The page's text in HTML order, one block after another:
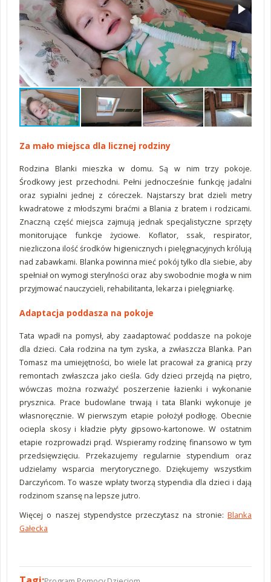
Za mało miejsca dla licznej rodziny
Rodzina Blanki mieszka w domu. Są w nim trzy pokoje.
Środkowy jest przechodni. Pełni jednocześnie funkcję jadalni
oraz sypialni jednej z córeczek. Najstarszy brat dzieli metry
kwadratowe z młodszymi braćmi a Blania z bratem i rodzicami.
Znaczną część miejsca zajmują jednak specjalistyczne sprzęty
monitorujące funkcje życiowe. Koflator, ssak, respirator,
niezliczona ilość środków higienicznych i pielęgnacyjnych królują
nad zabawkami. Blanka powinna mieć pokój tylko dla siebie, aby
spełniał on wymogi sterylności oraz aby swobodnie mogła w nim
przyjmować nauczycieli, rehabilitanta, lekarza i pielęgniarkę.
Adaptacja poddasza na pokoje
Tata wpadł na pomysł, aby zaadaptować poddasze na pokoje
dla dzieci. Cała rodzina na tym zyska, a zwłaszcza Blanka. Pan
Tomasz ma umiejętności, bo wiele lat pracował za granicą przy
remontach zwłaszcza jako cieśla. Gdy dzieci przejdą na piętro,
wówczas można rozważyć poszerzenie łazienki i wykonanie
prysznica. Prace budowlane trwają i tata Blanki wykonuje je
własnoręcznie. W pierwszym etapie położył podłogę. Obecnie
ociepla skosy i kładzie płyty gipsowo-kartonowe. W ostatnim
etapie rozprowadzi prąd. Wspieramy rodzinę finansowo w tym
przedsięwzięciu. Przekazujemy regularnie stypendium oraz
udzielamy wsparcia merytorycznego. Dziękujemy wszystkim
Darczyńcom. To wasze wpłaty tworzą stypendia dla dzieci i dają
rodzinom szansę na lepsze jutro.
Więcej o naszej stypendystce przeczytasz na stronie: Blanka
Gałecka